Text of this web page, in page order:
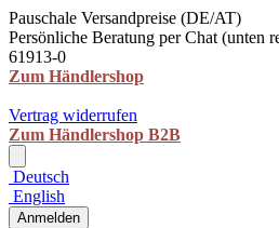
Pauschale Versandpreise (DE/AT)
Persönliche Beratung per Chat (unten
61913-0
Zum Händlershop
Vertrag widerrufen
Zum Händlershop B2B
Deutsch
English
Anmelden